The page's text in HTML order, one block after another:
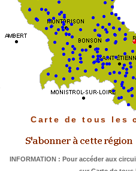
Carte de tous les
INFORMATION : Pour accéder aux